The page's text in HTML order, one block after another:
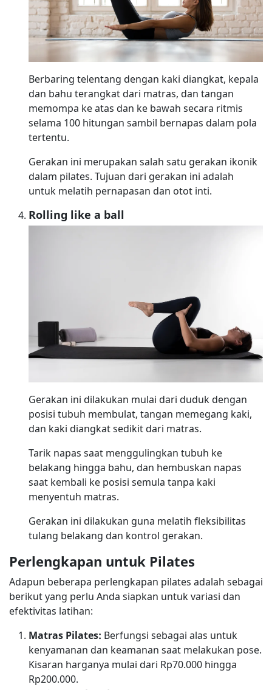
Berbaring telentang dengan kaki diangkat, kepala
dan bahu terangkat dari matras, dan tangan
memompa ke atas dan ke bawah secara ritmis
selama 100 hitungan sambil bernapas dalam pola
tertentu.
Gerakan ini merupakan salah satu gerakan ikonik
dalam pilates. Tujuan dari gerakan ini adalah
untuk melatih pernapasan dan otot inti.
Rolling like a ball
Gerakan ini dilakukan mulai dari duduk dengan
posisi tubuh membulat, tangan memegang kaki,
dan kaki diangkat sedikit dari matras.
Tarik napas saat menggulingkan tubuh ke
belakang hingga bahu, dan hembuskan napas
saat kembali ke posisi semula tanpa kaki
menyentuh matras.
Gerakan ini dilakukan guna melatih fleksibilitas
tulang belakang dan kontrol gerakan.
Perlengkapan untuk Pilates
Adapun beberapa perlengkapan pilates adalah sebagai
berikut yang perlu Anda siapkan untuk variasi dan
efektivitas latihan:
Matras Pilates: Berfungsi sebagai alas untuk
kenyamanan dan keamanan saat melakukan pose.
Kisaran harganya mulai dari Rp70.000 hingga
Rp200.000.